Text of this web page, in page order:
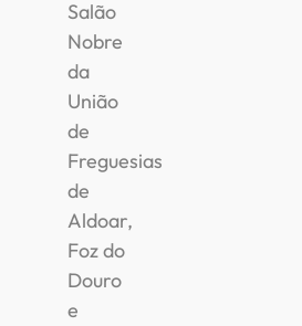
Salão
Nobre
da
União
de
Freguesias
de
Aldoar,
Foz do
Douro
e